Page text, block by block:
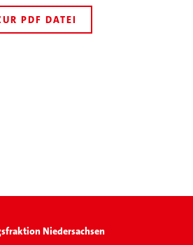
PDF DATEI
Niedersachsen